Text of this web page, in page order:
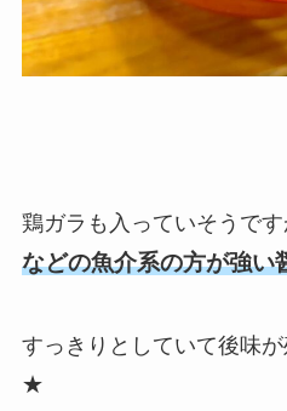
鶏ガラも入っていそうで
などの魚介系の方が強い
すっきりとしていて後味
★